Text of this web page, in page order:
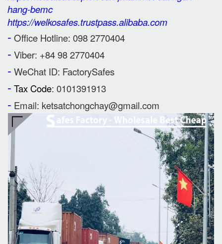
hang-bemc
https://welkosafes.trustpass.alibaba.com
- Office Hotline: 098 2770404
- Viber: +84 98 2770404
- WeChat ID: FactorySafes
- Tax Code: 0101391913
- Email: ketsatchongchay@gmail.com